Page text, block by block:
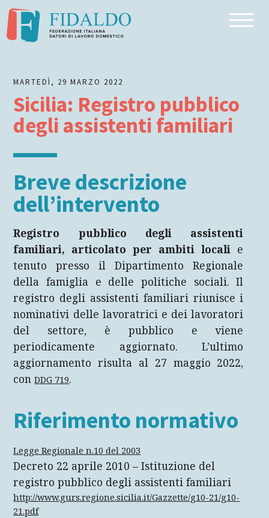
MARTEDÌ, 29 MARZO 2022
Sicilia: Registro pubblico
degli assistenti familiari
Breve descrizione
dell’intervento
Registro pubblico degli assistenti
familiari, articolato per ambiti locali e
tenuto presso il Dipartimento Regionale
della famiglia e delle politiche sociali. Il
registro degli assistenti familiari riunisce i
nominativi delle lavoratrici e dei lavoratori
del settore, è pubblico e viene
periodicamente aggiornato. L’ultimo
aggiornamento risulta al 27 maggio 2022,
conDDG 719.
Riferimento normativo
Legge Regionale n.10 del 2003
Decreto 22 aprile 2010 – Istituzione del
registro pubblico degli assistenti familiari
http://www.gurs.regione.sicilia.it/Gazzette/g10-21/g10-
21.pdf
Inizio dell'articolo
Breve descrizione dell’intervento
Beneficiari
Requisiti di accesso
Dove/come fare la domanda
Note